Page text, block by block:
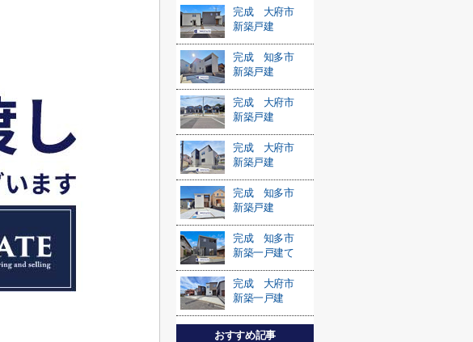
完成 大府市
新築戸建
完成 知多市
新築戸建
完成 大府市
新築戸建
完成 大府市
新築戸建
完成 知多市
新築戸建
完成 知多市
新築一戸建て
完成 大府市
新築一戸建
おすすめ記事